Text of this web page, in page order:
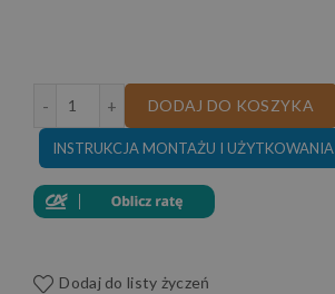
DODAJ DO KOSZYKA
INSTRUKCJA MONTAŻU I UŻYTKOWANIA
Dodaj do listy życzeń